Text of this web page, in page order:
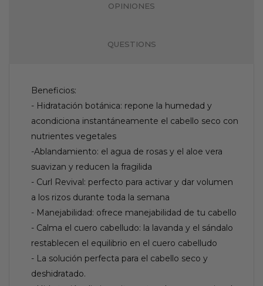
OPINIONES
QUESTIONS
Beneficios:
- Hidratación botánica: repone la humedad y
acondiciona instantáneamente el cabello seco con
nutrientes vegetales
-Ablandamiento: el agua de rosas y el aloe vera
suavizan y reducen la fragilida
- Curl Revival: perfecto para activar y dar volumen
a los rizos durante toda la semana
- Manejabilidad: ofrece manejabilidad de tu cabello
- Calma el cuero cabelludo: la lavanda y el sándalo
restablecen el equilibrio en el cuero cabelludo
- La solución perfecta para el cabello seco y
deshidratado.